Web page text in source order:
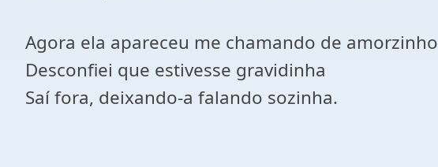
Agora ela apareceu me chamando de amorzinho
Desconfiei que estivesse gravidinha
Saí fora, deixando-a falando sozinha.